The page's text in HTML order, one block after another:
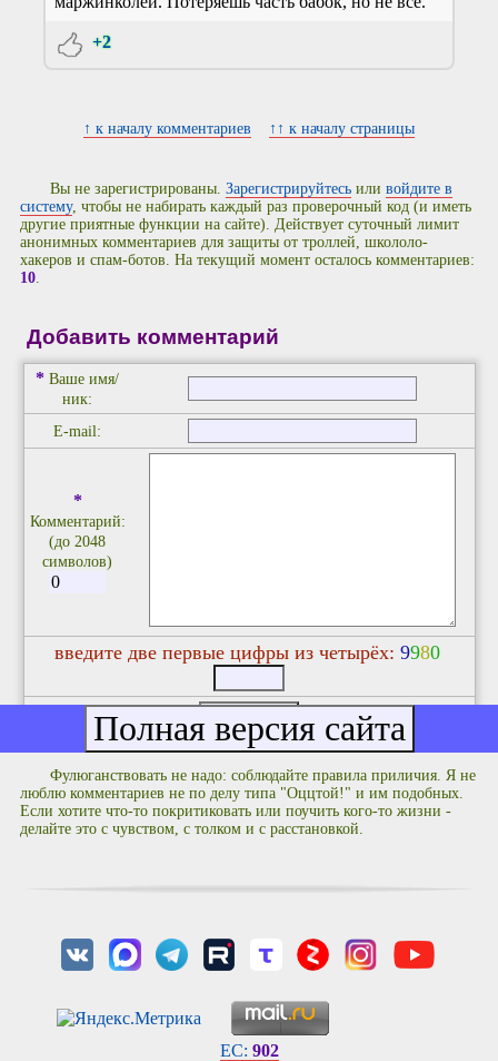
+2
↑ к началу комментариев ↑↑ к началу страницы
Вы не зарегистрированы.Зарегистрируйтесь иливойдите в
систему, чтобы не набирать каждый раз проверочный код (и иметь
другие приятные функции на сайте). Действует суточный лимит
анонимных комментариев для защиты от троллей, школоло-
хакеров и спам-ботов. На текущий момент осталось комментариев:
10
Добавить комментарий
* Ваше имя/
ник:
E-mail:
*
Комментарий:
(до 2048
символов)
введите две первые цифры из четырёх: 9980
Фулюганствовать не надо: соблюдайте правила приличия. Я не
люблю комментариев не по делу типа "Оццтой!" и им подобных.
Если хотите что-то покритиковать или поучить кого-то жизни -
делайте это с чувством, с толком и с расстановкой.
EC: 902